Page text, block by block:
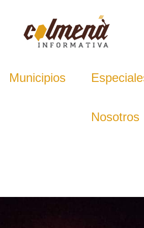
Municipios
Nosotros